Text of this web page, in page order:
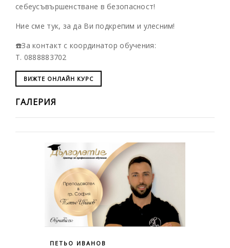
себеусъвършенстване в безопасност!
Ние сме тук, за да Ви подкрепим и улесним!
☎️За контакт с координатор обучения:
T. 0888883702
ВИЖТЕ ОНЛАЙН КУРС
ГАЛЕРИЯ
ПЕТЬО ИВАНОВ